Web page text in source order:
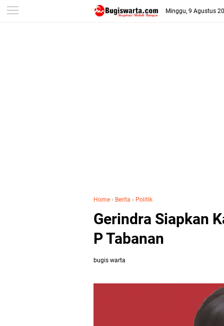
-->
Minggu, 9 Agustus
Home › Berita › Politik
Gerindra Siapkan
P Tabanan
bugis warta